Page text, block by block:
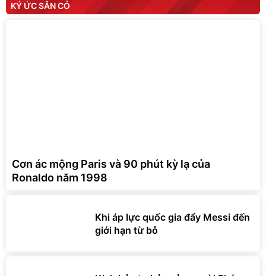
KÝ ỨC SÂN CỎ
Cơn ác mộng Paris và 90 phút kỳ lạ của
Ronaldo năm 1998
Khi áp lực quốc gia đẩy Messi đến
giới hạn từ bỏ